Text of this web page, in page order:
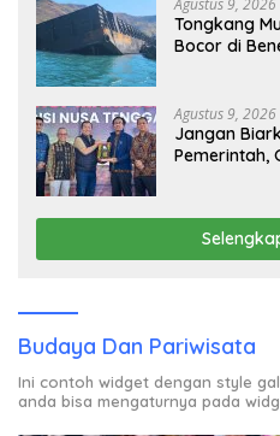
Tongkang
Bocor di
Agustus 9, 2026
Jangan
Pemerintah,
Budaya Dan Pariwisata
Ini contoh widget dengan style
anda bisa mengaturnya pada